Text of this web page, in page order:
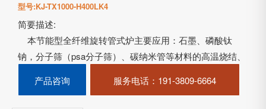
型号:KJ-TX1000-H400LK4
简要描述:
本节能型全纤维旋转管式炉主要应用：石墨、磷酸钛
钠，分子筛（psa分子筛）、碳纳米管等材料的高温烧结、
结设备，本炉具有高效、节能环保、科技含量高、实用性
产品咨询 服务电话：191-3809-6664